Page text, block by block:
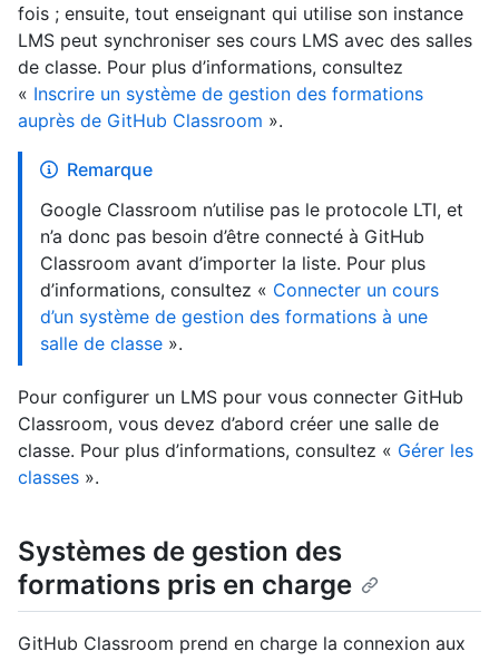
fois ; ensuite, tout enseignant qui utilise son instance
LMS peut synchroniser ses cours LMS avec des salles
de classe. Pour plus d’informations, consultez
« Inscrire un système de gestion des formations
auprès de GitHub Classroom ».
Remarque
Google Classroom n’utilise pas le protocole LTI, et
n’a donc pas besoin d’être connecté à GitHub
Classroom avant d’importer la liste. Pour plus
d’informations, consultez « Connecter un cours
d’un système de gestion des formations à une
salle de classe ».
Pour configurer un LMS pour vous connecter GitHub
Classroom, vous devez d’abord créer une salle de
classe. Pour plus d’informations, consultez « Gérer les
classes ».
Systèmes de gestion des
formations pris en charge
GitHub Classroom prend en charge la connexion aux